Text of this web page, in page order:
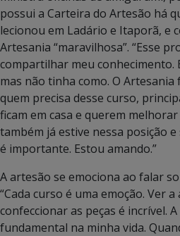
possui a Carteira do Artesão há
lecionou em Ladário e Itaporã, e
Artesania “maravilhosa”. “Esse
compartilhar meu conhecimento.
mas não tinha como. O Artesania
quem precisa desse curso,
ficam em casa e querem
também já estive nessa posição
é importante. Estou amando.”
A artesão se emociona ao falar
“Cada curso é uma emoção. Ver
confeccionar as peças é incrível.
fundamental na minha vida.